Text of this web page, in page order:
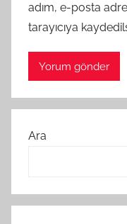
adım, e-posta
tarayıcıya
Ara